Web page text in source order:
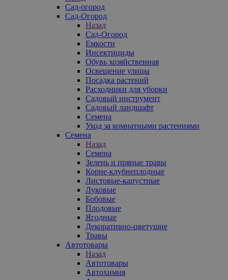
Сад-огород
Сад-Огород
Назад
Сад-Огород
Емкости
Инсектициды
Обувь хозяйственная
Освещение улицы
Посадка растений
Расходники для уборки
Садовый инструмент
Садовый ландшафт
Семена
Уход за комнатными растениями
Семена
Назад
Семена
Зелень и пряные травы
Корне-клубнеплодные
Листовые-капустные
Луковые
Бобовые
Плодовые
Ягодные
Декоративно-цветущие
Травы
Автотовары
Назад
Автотовары
Автохимия